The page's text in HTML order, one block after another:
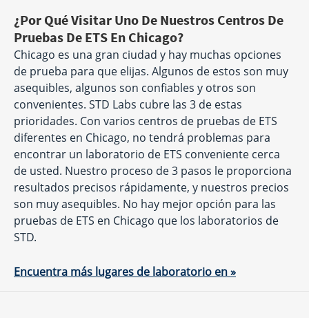
¿Por Qué Visitar Uno De Nuestros Centros De
Pruebas De ETS En Chicago?
Chicago es una gran ciudad y hay muchas opciones
de prueba para que elijas. Algunos de estos son muy
asequibles, algunos son confiables y otros son
convenientes. STD Labs cubre las 3 de estas
prioridades. Con varios centros de pruebas de ETS
diferentes en Chicago, no tendrá problemas para
encontrar un laboratorio de ETS conveniente cerca
de usted. Nuestro proceso de 3 pasos le proporciona
resultados precisos rápidamente, y nuestros precios
son muy asequibles. No hay mejor opción para las
pruebas de ETS en Chicago que los laboratorios de
STD.
Encuentra más lugares de laboratorio en »